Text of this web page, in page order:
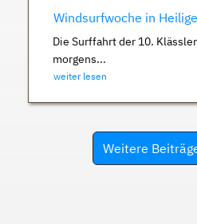
Windsurfwoche in
Die Surffahrt der 10.
morgens...
weiter lesen
Weitere